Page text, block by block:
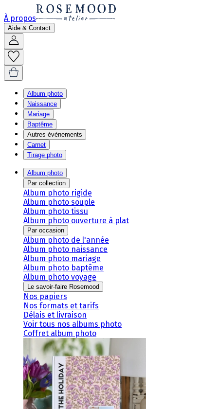
À propos
Aide & Contact
Album photo
Naissance
Mariage
Baptême
Autres évènements
Carnet
Tirage photo
Album photo
Par collection
Album photo rigide
Album photo souple
Album photo tissu
Album photo ouverture à plat
Par occasion
Album photo de l'année
Album photo naissance
Album photo mariage
Album photo baptême
Album photo voyage
Le savoir-faire Rosemood
Nos papiers
Nos formats et tarifs
Délais et livraison
Voir tous nos albums photo
Coffret album photo